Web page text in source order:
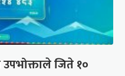
जिते १०